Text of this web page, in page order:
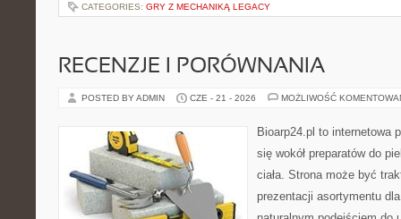
CATEGORIES: GRY Z MECHANIKĄ LEGACY
RECENZJE I PORÓWNANIA
POSTED BY ADMIN CZE - 21 - 2026 MOŻLIWOŚĆ
Bioarp24.pl to internetowa
się wokół preparatów do
ciała. Strona może być
prezentacji asortymentu